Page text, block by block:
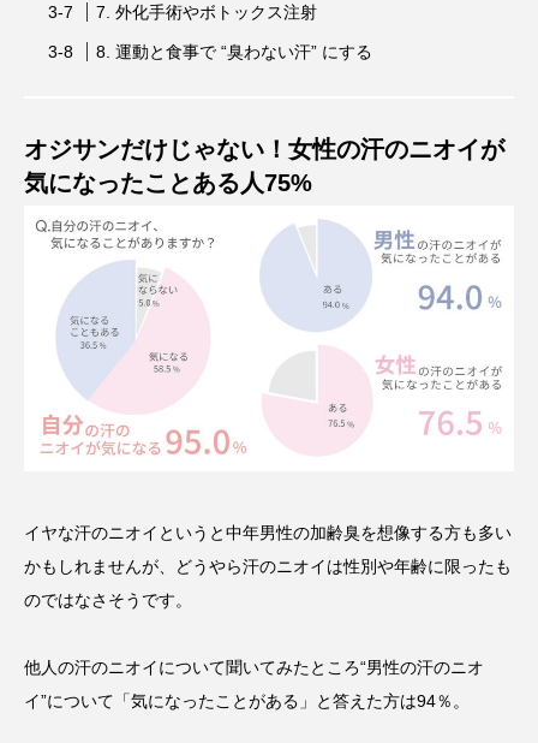
7. 外化手術やボトックス注射
8. 運動と食事で “臭わない汗” にする
オジサンだけじゃない！女性の汗のニオイが
気になったことある人75%
イヤな汗のニオイというと中年男性の加齢臭を想像する方も多い
かもしれませんが、どうやら汗のニオイは性別や年齢に限ったも
のではなさそうです。
他人の汗のニオイについて聞いてみたところ“男性の汗のニオ
イ”について「気になったことがある」と答えた方は94％。